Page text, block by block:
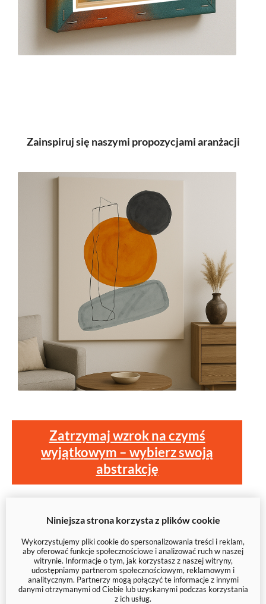
Zainspiruj się naszymi propozycjami aranżacji
Zatrzymaj wzrok na czymś
wyjątkowym – wybierz swoją
abstrakcję
Niniejsza strona korzysta z plików cookie
Wykorzystujemy pliki cookie do spersonalizowania treści i reklam,
aby oferować funkcje społecznościowe i analizować ruch w naszej
witrynie. Informacje o tym, jak korzystasz z naszej witryny,
udostępniamy partnerom społecznościowym, reklamowym i
analitycznym. Partnerzy mogą połączyć te informacje z innymi
danymi otrzymanymi od Ciebie lub uzyskanymi podczas korzystania
z ich usług.